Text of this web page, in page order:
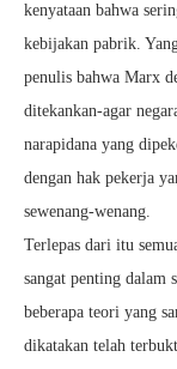
kenyataan bahwa
kebijakan pabrik.
penulis bahwa Marx
ditekankan-agar
narapidana yang
dengan hak pekerja
sewenang-wenang.
Terlepas dari itu
sangat penting dalam
beberapa teori yang
dikatakan telah